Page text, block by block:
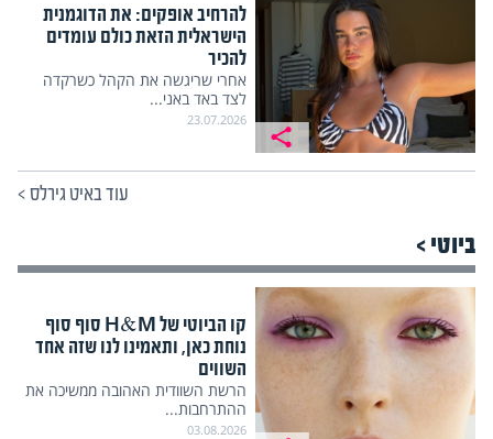
להרחיב אופקים: את הדוגמנית
הישראלית הזאת כולם עומדים
להכיר
אחרי שריגשה את הקהל כשרקדה
לצד באד באני...
23.07.2026
עוד באיט גירלס>
ביוטי >
קו הביוטי של H&M סוף סוף
נוחת כאן, ותאמינו לנו שזה אחד
השווים
הרשת השוודית האהובה ממשיכה את
ההתרחבות...
03.08.2026